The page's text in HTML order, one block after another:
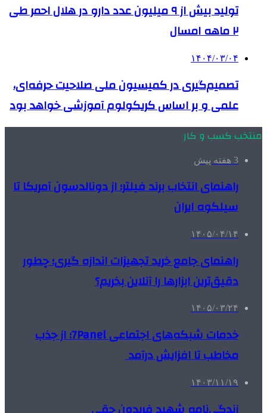
تولید بیش از ۹ میلیون عدد دارو در هلال احمر طی
۲ ماهه امسال
۱۴۰۴/۰۳/۰۴
تصمیم‌گیری در کمیسیون ملی صلاحیت حرفه‌ای،
علمی و بر اساس کریکولوم آموزشی خواهد بود
منتخب کسب و کار
3 هفته پیش
راهنمای انتخاب برند فیلتر؛ از دونالدسون آمریکا تا
سیلکوه ایران
۱۴۰۵/۰۴/۱۴
راهنمای جامع خرید تجهیزات اندازه گیری؛ چطور
دقیق‌ترین ابزارها را آنلاین بخریم؟
۱۴۰۵/۰۳/۲۴
خدمات شبکه‌های اجتماعی 7Panel؛ از جذب
مخاطب تا افزایش درآمد
۱۴۰۳/۱۱/۱۹